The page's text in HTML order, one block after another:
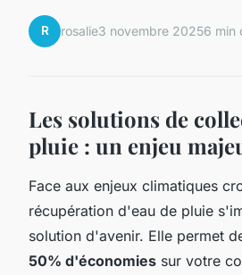
R rosalie3 novembre 20256 min
Les solutions de
pluie : un enjeu
Face aux enjeux climatiques
récupération d'eau de pluie
solution d'avenir. Elle permet
50% d'économies sur votre